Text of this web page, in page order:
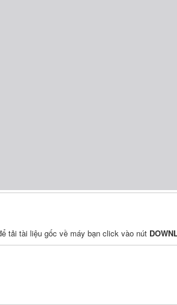
tải tài liệu gốc về máy bạn click vào nút